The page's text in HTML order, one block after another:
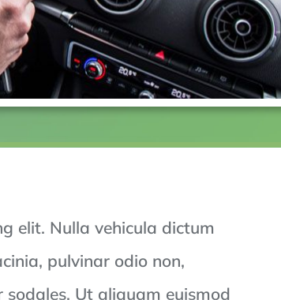
elit. Nulla vehicula dictum
pulvinar odio non,
Ut aliquam euismod